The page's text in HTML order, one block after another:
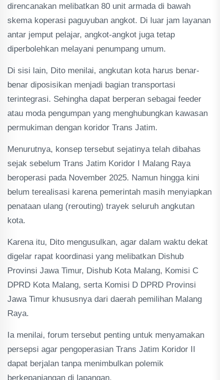
direncanakan melibatkan 80 unit armada di bawah
skema koperasi paguyuban angkot. Di luar jam layanan
antar jemput pelajar, angkot-angkot juga tetap
diperbolehkan melayani penumpang umum.
Di sisi lain, Dito menilai, angkutan kota harus benar-
benar diposisikan menjadi bagian transportasi
terintegrasi. Sehingha dapat berperan sebagai feeder
atau moda pengumpan yang menghubungkan kawasan
permukiman dengan koridor Trans Jatim.
Menurutnya, konsep tersebut sejatinya telah dibahas
sejak sebelum Trans Jatim Koridor I Malang Raya
beroperasi pada November 2025. Namun hingga kini
belum terealisasi karena pemerintah masih menyiapkan
penataan ulang (rerouting) trayek seluruh angkutan
kota.
Karena itu, Dito mengusulkan, agar dalam waktu dekat
digelar rapat koordinasi yang melibatkan Dishub
Provinsi Jawa Timur, Dishub Kota Malang, Komisi C
DPRD Kota Malang, serta Komisi D DPRD Provinsi
Jawa Timur khususnya dari daerah pemilihan Malang
Raya.
Ia menilai, forum tersebut penting untuk menyamakan
persepsi agar pengoperasian Trans Jatim Koridor II
dapat berjalan tanpa menimbulkan polemik
berkepanjangan di lapangan.